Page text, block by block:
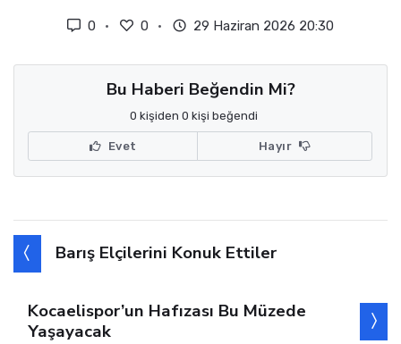
0 0 29 Haziran 2026 20:30
Bu Haberi Beğendin Mi?
0 kişiden 0 kişi beğendi
Evet Hayır
Barış Elçilerini Konuk Ettiler
Kocaelispor’un Hafızası Bu Müzede
Yaşayacak